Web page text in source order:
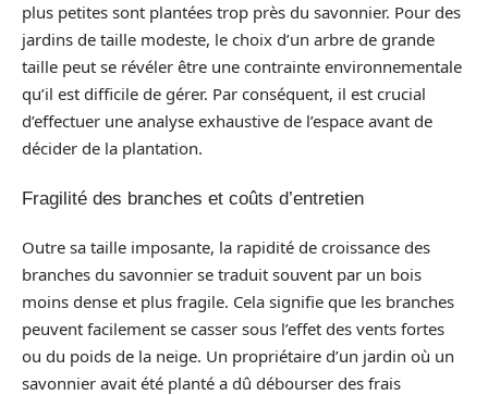
plus petites sont plantées trop près du savonnier. Pour des
jardins de taille modeste, le choix d’un arbre de grande
taille peut se révéler être une contrainte environnementale
qu’il est difficile de gérer. Par conséquent, il est crucial
d’effectuer une analyse exhaustive de l’espace avant de
décider de la plantation.
Fragilité des branches et coûts d’entretien
Outre sa taille imposante, la rapidité de croissance des
branches du savonnier se traduit souvent par un bois
moins dense et plus fragile. Cela signifie que les branches
peuvent facilement se casser sous l’effet des vents fortes
ou du poids de la neige. Un propriétaire d’un jardin où un
savonnier avait été planté a dû débourser des frais